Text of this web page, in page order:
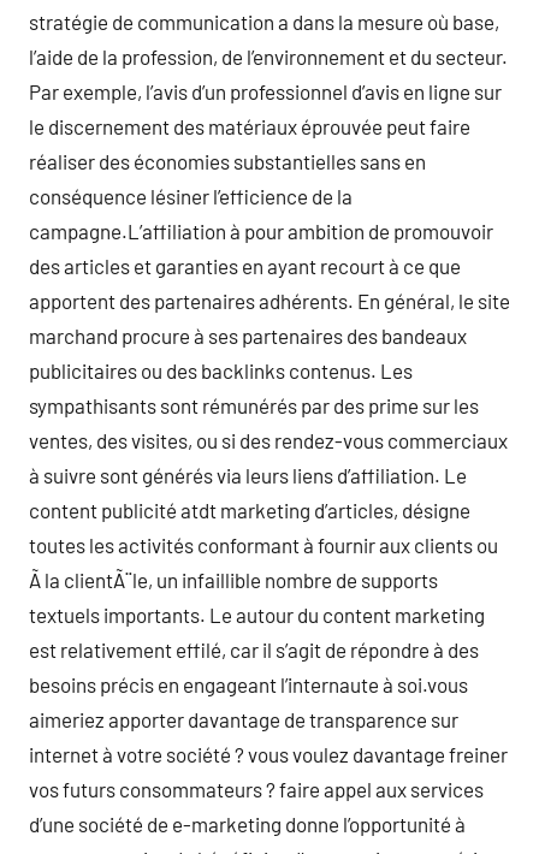
stratégie de communication a dans la mesure où base,
l’aide de la profession, de l’environnement et du secteur.
Par exemple, l’avis d’un professionnel d’avis en ligne sur
le discernement des matériaux éprouvée peut faire
réaliser des économies substantielles sans en
conséquence lésiner l’efficience de la
campagne.L’affiliation à pour ambition de promouvoir
des articles et garanties en ayant recourt à ce que
apportent des partenaires adhérents. En général, le site
marchand procure à ses partenaires des bandeaux
publicitaires ou des backlinks contenus. Les
sympathisants sont rémunérés par des prime sur les
ventes, des visites, ou si des rendez-vous commerciaux
à suivre sont générés via leurs liens d’affiliation. Le
content publicité atdt marketing d’articles, désigne
toutes les activités conformant à fournir aux clients ou
Ã la clientÃ¨le, un infaillible nombre de supports
textuels importants. Le autour du content marketing
est relativement effilé, car il s’agit de répondre à des
besoins précis en engageant l’internaute à soi.vous
aimeriez apporter davantage de transparence sur
internet à votre société ? vous voulez davantage freiner
vos futurs consommateurs ? faire appel aux services
d’une société de e-marketing donne l’opportunité à